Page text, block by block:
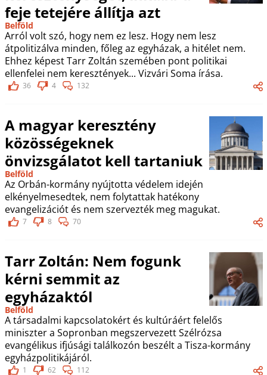
feje tetejére állítja azt
Belföld
Arról volt szó, hogy nem ez lesz. Hogy nem lesz
átpolitizálva minden, főleg az egyházak, a hitélet nem.
Ehhez képest Tarr Zoltán szemében pont politikai
ellenfelei nem keresztények... Vizvári Soma írása.
36 4 132
A magyar keresztény
közösségeknek
önvizsgálatot kell tartaniuk
Belföld
Az Orbán-kormány nyújtotta védelem idején
elkényelmesedtek, nem folytattak hatékony
evangelizációt és nem szervezték meg magukat.
7 8 70
Tarr Zoltán: Nem fogunk
kérni semmit az
egyházaktól
Belföld
A társadalmi kapcsolatokért és kultúráért felelős
miniszter a Sopronban megszervezett Szélrózsa
evangélikus ifjúsági találkozón beszélt a Tisza-kormány
egyházpolitikájáról.
1 62 112